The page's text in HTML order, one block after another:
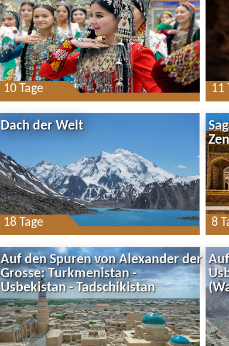
10 Tage 11
Dach der Welt
18 Tage 8
Auf den Spuren von Alexander der
Grosse: Turkmenistan -
Usbekistan - Tadschikistan